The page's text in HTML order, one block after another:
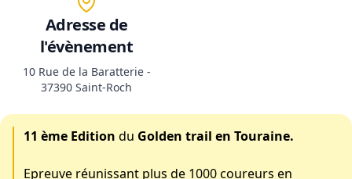
Adresse de
l'évènement
10 Rue de la Baratterie -
37390 Saint-Roch
11 ème Edition du Golden trail en Touraine.
Epreuve réunissant plus de 1000 coureurs en